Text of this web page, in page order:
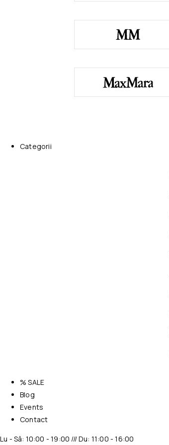
Categorii
% SALE
Blog
Events
Contact
Lu - Sâ: 10:00 - 19:00 /// Du: 11:00 - 16:00